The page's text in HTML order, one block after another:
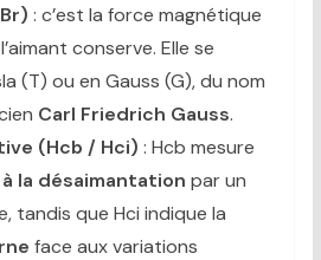
: c’est la force magnétique
conserve. Elle se
(T) ou en Gauss (G), du nom
Carl Friedrich Gauss.
(Hcb / Hci) : Hcb mesure
la désaimantation par un
tandis que Hci indique la
face aux variations